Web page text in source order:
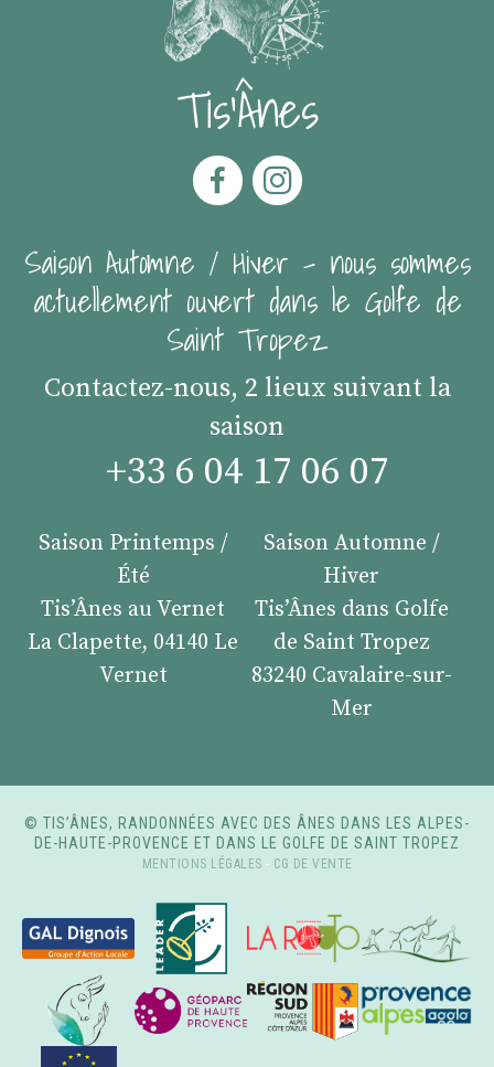
Tis'Ânes
Saison Automne / Hiver - nous sommes
actuellement ouvert dans le Golfe de
Saint Tropez
Contactez-nous, 2 lieux suivant la
saison
+33 6 04 17 06 07
Saison Printemps /
Été
Tis’Ânes au Vernet
La Clapette, 04140 Le
Vernet
Saison Automne /
Hiver
Tis’Ânes dans Golfe
de Saint Tropez
83240 Cavalaire-sur-
Mer
© TIS’ÂNES, RANDONNÉES AVEC DES ÂNES DANS LES ALPES-
DE-HAUTE-PROVENCE ET DANS LE GOLFE DE SAINT TROPEZ
MENTIONS LÉGALES - CG DE VENTE